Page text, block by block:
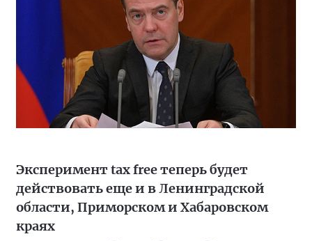
Эксперимент tax free теперь будет
действовать еще и в Ленинградской
области, Приморском и Хабаровском
краях